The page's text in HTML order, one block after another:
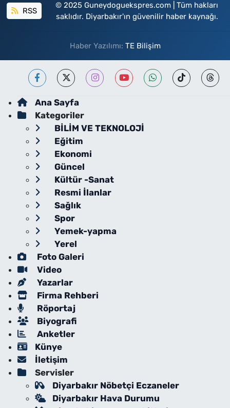
RSS
© 2025 Guneydoguekspres.com | Tüm hakları
saklıdır. Diyarbakır'ın güvenilir haber kaynağı.
Haber Yazılımı: TE Bilişim
Ana Sayfa
Kategoriler
BİLİM VE TEKNOLOJİ
Eğitim
Ekonomi
Güncel
Kültür -Sanat
Resmi İlanlar
Sağlık
Spor
Yemek-yapma
Yerel
Foto Galeri
Video
Yazarlar
Firma Rehberi
Röportaj
Biyografi
Anketler
Künye
İletişim
Servisler
Diyarbakır Nöbetçi Eczaneler
Diyarbakır Hava Durumu